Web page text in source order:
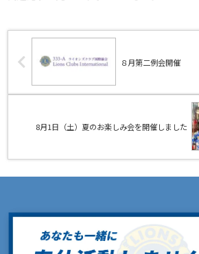
８月第二例会開催
8月1日（土）夏のお楽しみ会を開催しました